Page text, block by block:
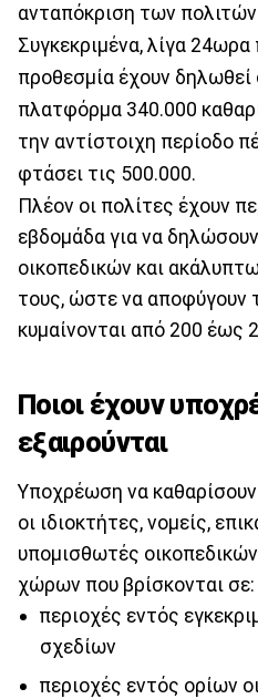
ανταπόκριση των
Συγκεκριμένα, λίγα
προθεσμία έχουν δηλωθεί
πλατφόρμα 340.000
την αντίστοιχη περίοδο
φτάσει τις 500.000.
Πλέον οι πολίτες έχουν
εβδομάδα για να
οικοπεδικών και
τους, ώστε να αποφύγουν
κυμαίνονται από 200 έως
Ποιοι έχουν
εξαιρούνται
Yποχρέωση να
οι ιδιοκτήτες, νομείς,
υπομισθωτές
χώρων που βρίσκονται σε:
περιοχές εντός
σχεδίων
περιοχές εντός ορίων